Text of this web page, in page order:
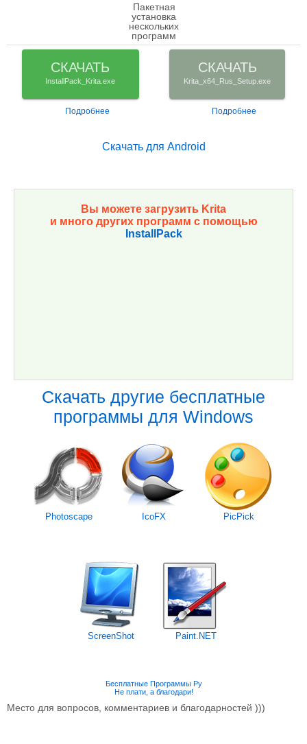
check
Пакетная
установка
нескольких
программ
СКАЧАТЬ
InstallPack_Krita.exe
Подробнее
СКАЧАТЬ
Krita_x64_Rus_Setup.exe
Подробнее
Скачать для Android
Вы можете загрузить Krita
и много других программ с помощью
InstallPack
Скачать другие бесплатные
программы для Windows
Photoscape IcoFX PicPick
ScreenShot Paint.NET
Бесплатные Программы Ру
Не плати, а благодари!
Место для вопросов, комментариев и благодарностей )))